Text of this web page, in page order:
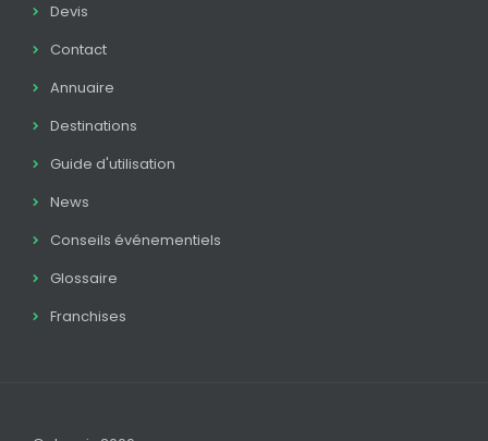
Devis
Contact
Annuaire
Destinations
Guide d'utilisation
News
Conseils événementiels
Glossaire
Franchises